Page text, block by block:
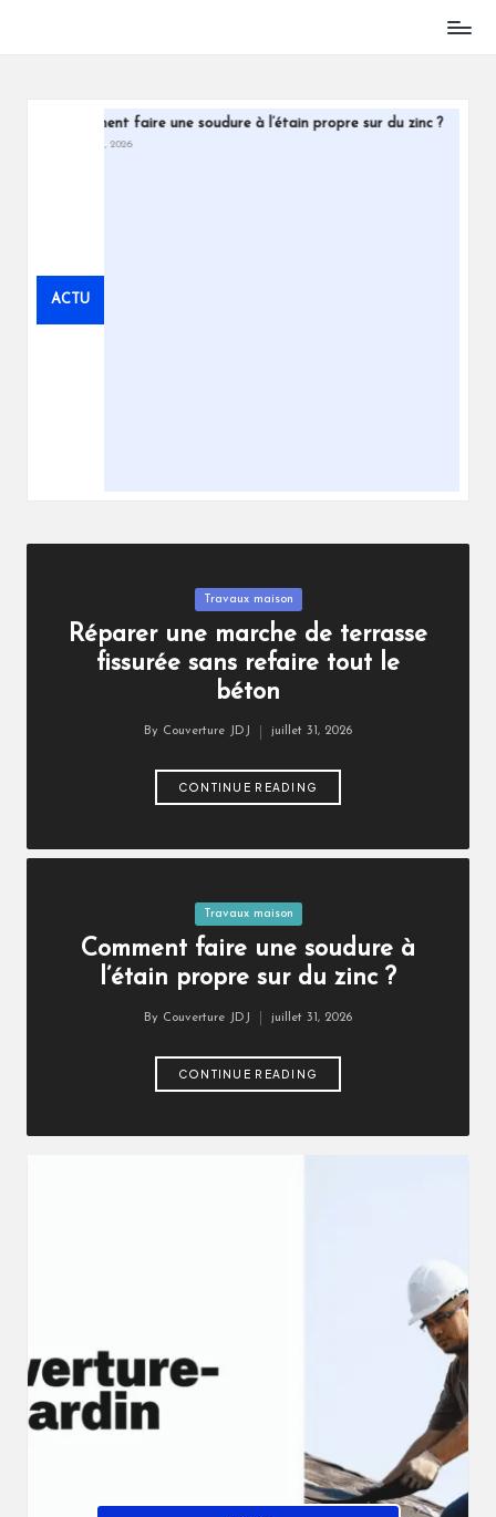
ACTU
Comment faire une soudure à l’étain propre sur du zinc ? Peut-on
Posted
Travaux maison
Réparer une marche de terrasse
fissurée sans refaire tout le
béton
By Couverture JDJ juillet 31, 2026
CONTINUE READING
Posted
in
Travaux maison
Comment faire une soudure à
l’étain propre sur du zinc ?
Posted
By Couverture JDJ juillet 31, 2026
CONTINUE READING